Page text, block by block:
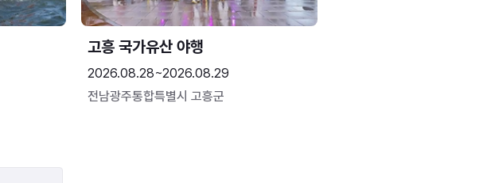
고흥 국가유산 야행
2026.08.28~2026.08.29
전남광주통합특별시 고흥군